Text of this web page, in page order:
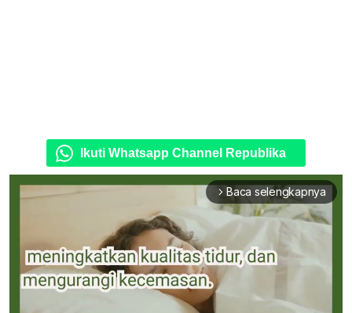
Ikuti Whatsapp Channel Republika
arrow_forward_ios Baca selengkapnya